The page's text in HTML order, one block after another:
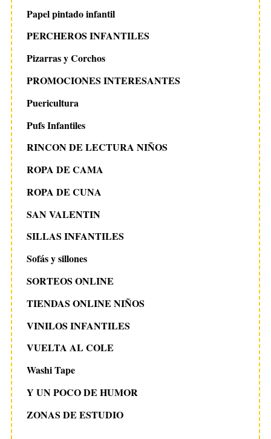
Papel pintado infantil
PERCHEROS INFANTILES
Pizarras y Corchos
PROMOCIONES INTERESANTES
Puericultura
Pufs Infantiles
RINCON DE LECTURA NIÑOS
ROPA DE CAMA
ROPA DE CUNA
SAN VALENTIN
SILLAS INFANTILES
Sofás y sillones
SORTEOS ONLINE
TIENDAS ONLINE NIÑOS
VINILOS INFANTILES
VUELTA AL COLE
Washi Tape
Y UN POCO DE HUMOR
ZONAS DE ESTUDIO